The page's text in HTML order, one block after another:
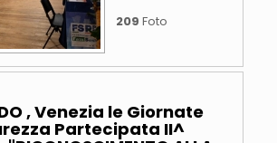
209 Foto
, Venezia le Giornate
Partecipata II^